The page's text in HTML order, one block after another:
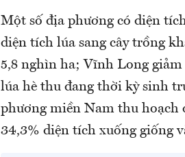
Một số địa phương có diện
diện tích lúa sang cây trồng
5,8 nghìn ha; Vĩnh Long
lúa hè thu đang thời kỳ sinh
phương miền Nam thu hoạch
34,3% diện tích xuống giống